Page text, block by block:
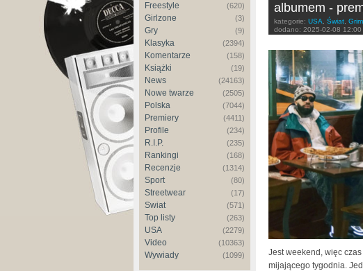
Freestyle (620)
Girlzone (3)
Gry (9)
Klasyka (2394)
Komentarze (158)
Książki (19)
News (24163)
Nowe twarze (2505)
Polska (7044)
Premiery (4411)
Profile (234)
R.I.P. (235)
Rankingi (168)
Recenzje (1314)
Sport (80)
Streetwear (17)
Świat (571)
Top listy (263)
USA (2279)
Video (10363)
Wywiady (1099)
albumem -
kategorie: USA Świat
dodano: 2025-02-08 12:00
Jest weekend, więc
mijającego tygodnia.